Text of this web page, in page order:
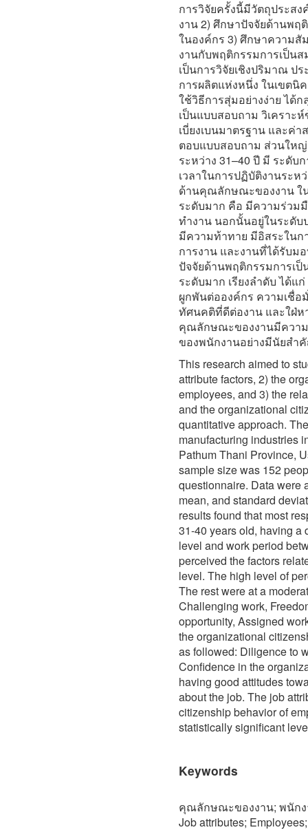
การวิจัยครั้งนี้มีวัตถุประส
งาน 2) ศึกษาปัจจัยด้านพ
ในองค์กร 3) ศึกษาความ
งานกับพฤติกรรมการเป็น
เป็นการวิจัยเชิงปริมาณ ป
การผลิตแห่งหนึ่ง ในเขต
ใช้วิธีการสุ่มอย่างง่าย ได้
เป็นแบบสอบถาม วิเคราะ
เบี่ยงเบนมาตรฐาน และค่
ตอบแบบสอบถาม ส่วนให
ระหว่าง 31–40 ปี มี ระดั
เวลาในการปฏิบัติงานระห
ด้านคุณลักษณะของงาน ใ
ระดับมาก คือ มีความร่วม
ทำงาน นอกนั้นอยู่ในระดับ
มีความท้าทาย มีอิสระใน
การงาน และงานที่ได้รับ
ปัจจัยด้านพฤติกรรมการเ
ระดับมาก เรียงลำดับ ได้
ผูกพันต่อองค์กร ความเชื่
ทัศนคติที่ดีต่องาน และใฝ่ห
คุณลักษณะของงานมีควา
ของพนักงานอย่างมีนัยสำ
This research aimed to
attribute factors, 2) the
employees, and 3) the
and the organizational
quantitative approach.
manufacturing industries
Pathum Thani Province,
sample size was 152
questionnaire. Data were
mean, and standard
results found that most
31-40 years old, having
level and work period
perceived the factors
level. The high level of
The rest were at a
Challenging work,
opportunity, Assigned
the organizational
as followed: Diligence to
Confidence in the
having good attitudes
about the job. The job
citizenship behavior of
statistically significant
Keywords
คุณลักษณะของงาน; พนัก
Job attributes;